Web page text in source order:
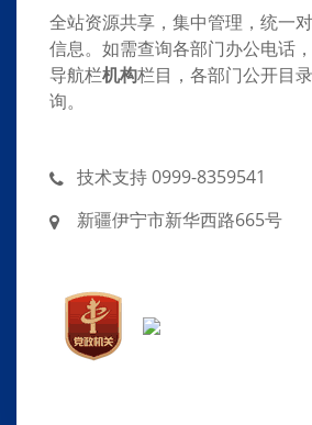
全站资源共享，集中管理，统一
信息。如需查询各部门办公电话
导航栏机构栏目，各部门公开目
询。
技术支持 0999-8359541
新疆伊宁市新华西路665号